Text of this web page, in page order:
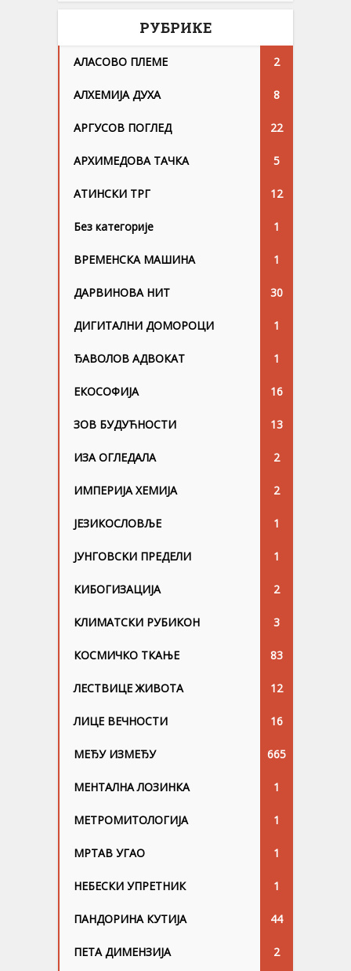
РУБРИКЕ
АЛАСОВО ПЛЕМЕ 2
АЛХЕМИЈА ДУХА 8
АРГУСОВ ПОГЛЕД 22
АРХИМЕДОВА ТАЧКА 5
АТИНСКИ ТРГ 12
Без категорије 1
ВРЕМЕНСКА МАШИНА 1
ДАРВИНОВА НИТ 30
ДИГИТАЛНИ ДОМОРОЦИ 1
ЂАВОЛОВ АДВОКАТ 1
ЕКОСОФИЈА 16
ЗОВ БУДУЋНОСТИ 13
ИЗА ОГЛЕДАЛА 2
ИМПЕРИЈА ХЕМИЈА 2
ЈЕЗИКОСЛОВЉЕ 1
ЈУНГОВСKИ ПРЕДЕЛИ 1
КИБОГИЗАЦИЈА 2
КЛИМАТСКИ РУБИКОН 3
КОСМИЧКО ТКАЊЕ 83
ЛЕСТВИЦЕ ЖИВОТА 12
ЛИЦЕ ВЕЧНОСТИ 16
МЕЂУ ИЗМЕЂУ 665
МЕНТАЛНА ЛОЗИНКА 1
МЕТРОМИТОЛОГИЈА 1
МРТАВ УГАО 1
НЕБЕСКИ УПРЕТНИК 1
ПАНДОРИНА КУТИЈА 44
ПЕТА ДИМЕНЗИЈА 2